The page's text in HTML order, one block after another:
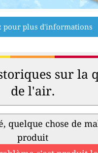
pour plus d'informations
sur la
de l'air.
quelque chose de
produit